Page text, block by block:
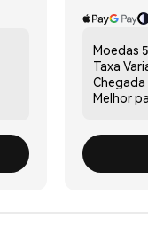
Moedas
Taxa
Chegada
Melhor